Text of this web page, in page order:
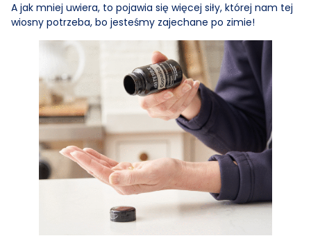
A jak mniej uwiera, to pojawia się więcej siły, której nam tej
wiosny potrzeba, bo jesteśmy zajechane po zimie!